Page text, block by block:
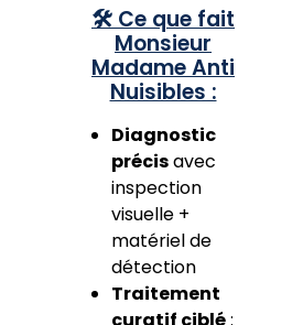
🛠️ Ce que fait
Monsieur
Madame Anti
Nuisibles :
Diagnostic
précisavec
inspection
visuelle +
matériel de
détection
Traitement